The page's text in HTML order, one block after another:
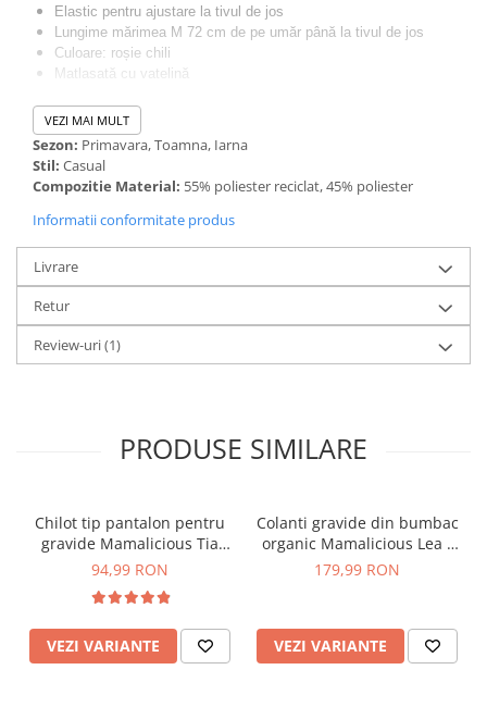
Elastic pentru ajustare la tivul de jos
Lungime mărimea M 72 cm de pe umăr până la tivul de jos
Culoare: roșie chili
Matlasată cu vatelină
Jess Chili - o geacă de grosime medie, practică și confortabilă. Nu
contează dacă porți ghetuțe sau cizmulițe, blugi sau pantaloni
matlasați, important e să le potrivești cu Jess, modelul de geacă
care nu are voie să lipsească din garderoba acestui sezon
rece. Nu uita să arunci o privire și peste alte produse din
categoriaGeci & Paltoane. Te așteptăm și pe
VEZI MAI MULT
Sezon: Primavara, Toamna, Iarna
Stil: Casual
Compozitie Material: 55% poliester reciclat, 45% poliester
Informatii conformitate produs
Livrare
Retur
Review-uri(1)
PRODUSE SIMILARE
Chilot tip pantalon pentru
gravide Mamalicious Tia
crem
94,99 RON
VEZI VARIANTE
Colanti gravide din bumbac
organic Mamalicious Lea -
set 2 bucati
179,99 RON
VEZI VARIANTE